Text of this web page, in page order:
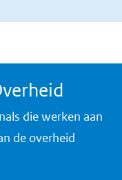
die werken aan
de overheid